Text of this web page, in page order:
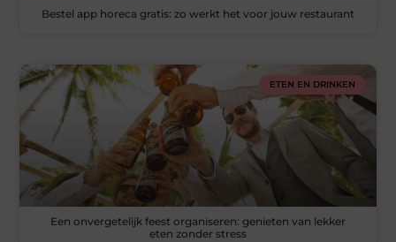
Bestel app horeca gratis: zo werkt het voor jouw restaurant
ETEN EN DRINKEN
Een onvergetelijk feest organiseren: genieten van lekker
eten zonder stress